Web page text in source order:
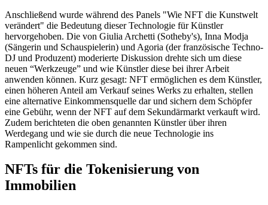
Anschließend wurde während des Panels "Wie NFT die Kunstwelt
verändert" die Bedeutung dieser Technologie für Künstler
hervorgehoben. Die von Giulia Archetti (Sotheby's), Inna Modja
(Sängerin und Schauspielerin) und Agoria (der französische Techno-
DJ und Produzent) moderierte Diskussion drehte sich um diese
neuen “Werkzeuge” und wie Künstler diese bei ihrer Arbeit
anwenden können. Kurz gesagt: NFT ermöglichen es dem Künstler,
einen höheren Anteil am Verkauf seines Werks zu erhalten, stellen
eine alternative Einkommensquelle dar und sichern dem Schöpfer
eine Gebühr, wenn der NFT auf dem Sekundärmarkt verkauft wird.
Zudem berichteten die oben genannten Künstler über ihren
Werdegang und wie sie durch die neue Technologie ins
Rampenlicht gekommen sind.
NFTs für die Tokenisierung von
Immobilien